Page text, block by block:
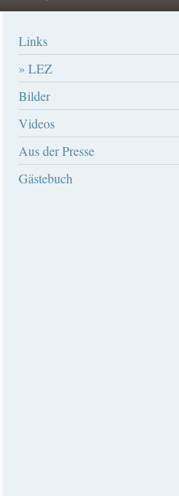
Links
LEZ
Bilder
Videos
Aus der Presse
Gästebuch